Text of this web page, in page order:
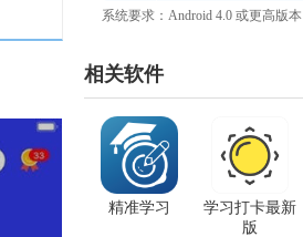
系统要求：Android 4.0 或更高版本
相关软件
学习打卡最新
版
精准学习